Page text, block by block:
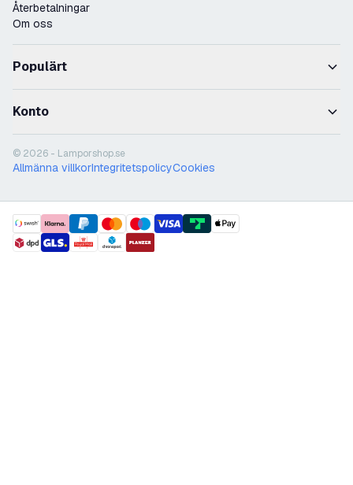
Återbetalningar
Om oss
Populärt
Konto
© 2026 - Lamporshop.se
Allmänna villkorIntegritetspolicyCookies
payment methods
shipment methods